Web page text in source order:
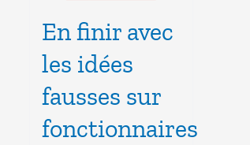
En finir avec
les idées
fausses sur
fonctionnaires